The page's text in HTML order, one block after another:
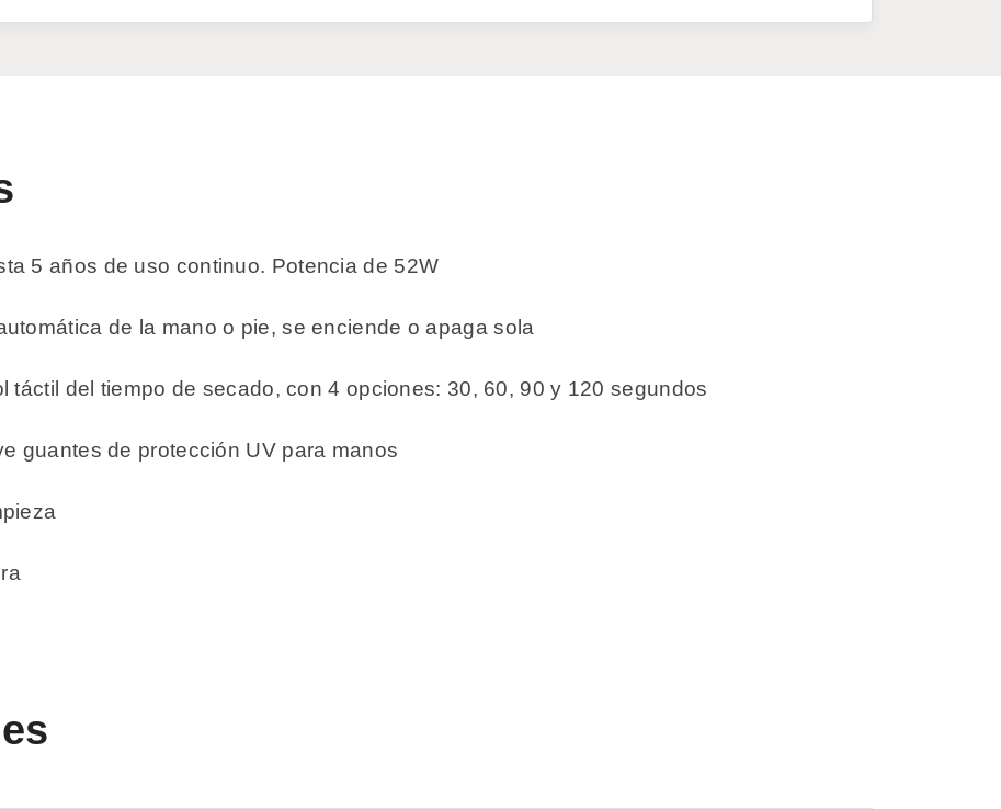
5 años de uso continuo. Potencia de 52W
de la mano o pie, se enciende o apaga sola
táctil del tiempo de secado, con 4 opciones: 30, 60, 90 y 120 segundos
guantes de protección UV para manos